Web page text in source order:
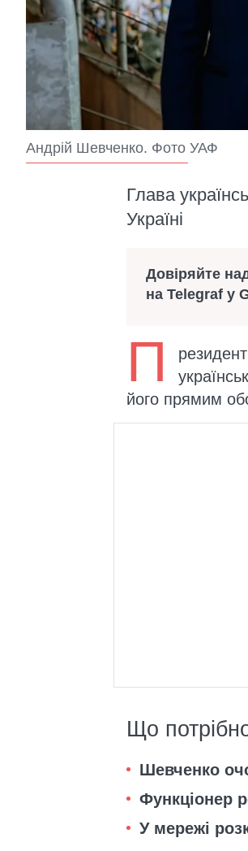
Андрій Шевченко. Фото УАФ
Глава
Україні
Довіряйте
на Telegraf у
П
його прямим
Що
Шевченко
Функціонер
У мережі